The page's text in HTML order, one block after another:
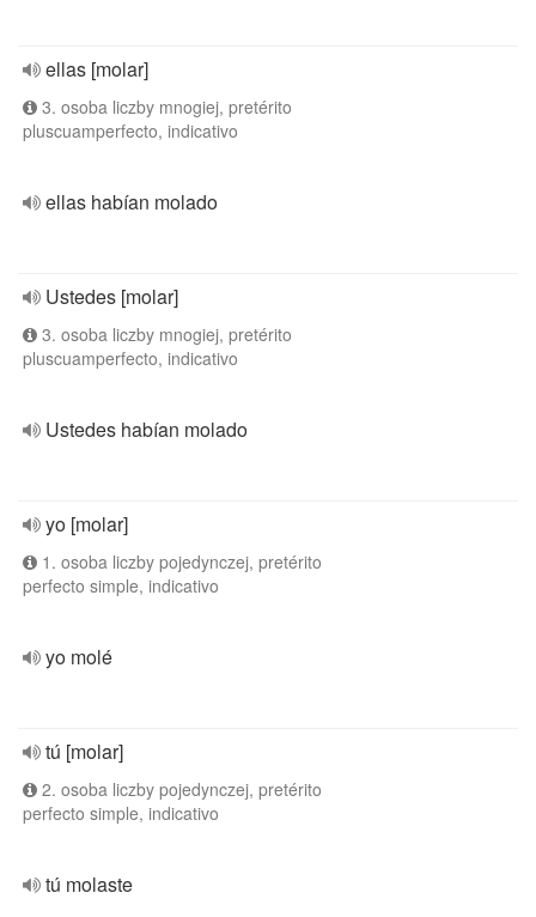
ellas [molar]
3. osoba liczby mnogiej, pretérito
pluscuamperfecto, indicativo
ellas habían molado
Ustedes [molar]
3. osoba liczby mnogiej, pretérito
pluscuamperfecto, indicativo
Ustedes habían molado
yo [molar]
1. osoba liczby pojedynczej, pretérito
perfecto simple, indicativo
yo molé
tú [molar]
2. osoba liczby pojedynczej, pretérito
perfecto simple, indicativo
tú molaste